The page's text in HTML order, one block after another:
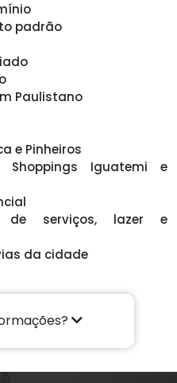
padrão
Paulistano
e Pinheiros
Iguatemi e
de serviços, lazer e
da cidade